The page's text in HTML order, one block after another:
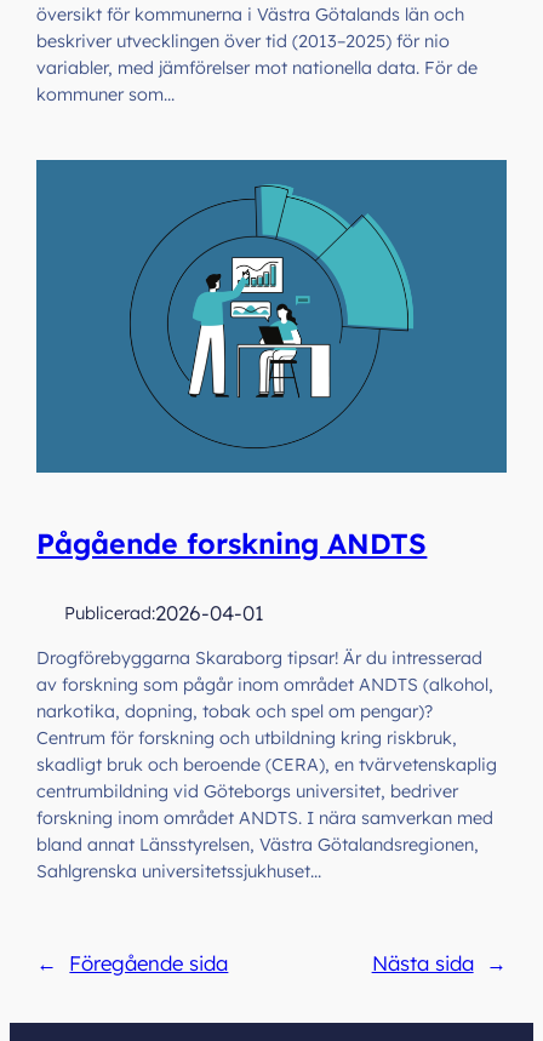
översikt för kommunerna i Västra Götalands län och
beskriver utvecklingen över tid (2013–2025) för nio
variabler, med jämförelser mot nationella data. För de
kommuner som…
Pågående forskning ANDTS
Publicerad:2026-04-01
Drogförebyggarna Skaraborg tipsar! Är du intresserad
av forskning som pågår inom området ANDTS (alkohol,
narkotika, dopning, tobak och spel om pengar)?
Centrum för forskning och utbildning kring riskbruk,
skadligt bruk och beroende (CERA), en tvärvetenskaplig
centrumbildning vid Göteborgs universitet, bedriver
forskning inom området ANDTS. I nära samverkan med
bland annat Länsstyrelsen, Västra Götalandsregionen,
Sahlgrenska universitetssjukhuset…
← Föregående sida Nästa sida →